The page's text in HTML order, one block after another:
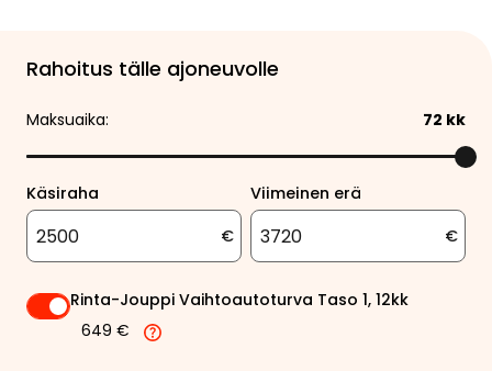
Rahoitus tälle ajoneuvolle
Maksuaika: 72 kk
Käsiraha
€
Viimeinen erä
€
Rinta-Jouppi Vaihtoautoturva Taso 1, 12kk
649 €